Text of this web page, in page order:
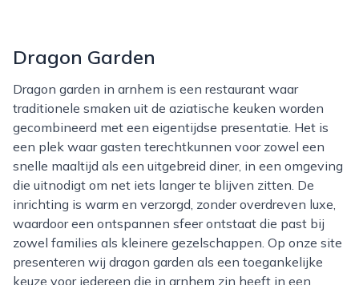
Dragon Garden
Dragon garden in arnhem is een restaurant waar
traditionele smaken uit de aziatische keuken worden
gecombineerd met een eigentijdse presentatie. Het is
een plek waar gasten terechtkunnen voor zowel een
snelle maaltijd als een uitgebreid diner, in een omgeving
die uitnodigt om net iets langer te blijven zitten. De
inrichting is warm en verzorgd, zonder overdreven luxe,
waardoor een ontspannen sfeer ontstaat die past bij
zowel families als kleinere gezelschappen. Op onze site
presenteren wij dragon garden als een toegankelijke
keuze voor iedereen die in arnhem zin heeft in een